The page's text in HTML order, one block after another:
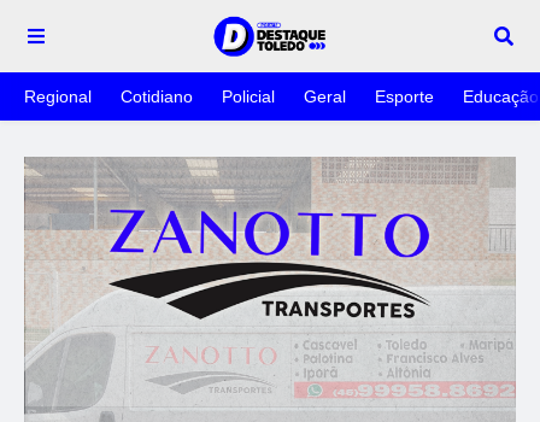
Regional Cotidiano Policial Geral Esporte Educação